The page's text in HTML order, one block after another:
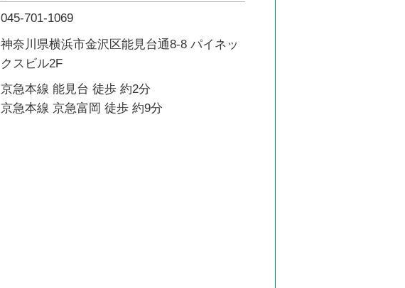
045-701-1069
神奈川県横浜市金沢区能見台通8-8 パイネッ
クスビル2F
京急本線 能見台 徒歩 約2分
京急本線 京急富岡 徒歩 約9分